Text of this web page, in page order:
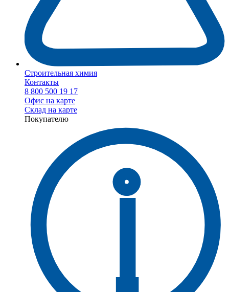
Строительная химия
Контакты
8 800 500 19 17
Офис на карте
Склад на карте
Покупателю